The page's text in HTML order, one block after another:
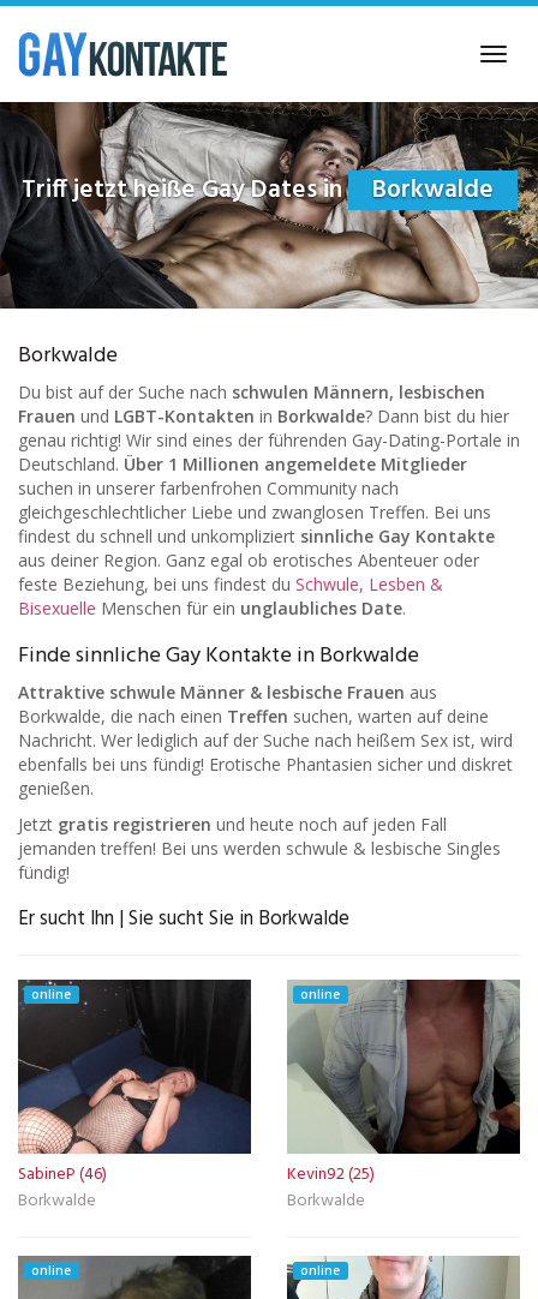
Skip
main
content
Triff jetzt heiße Gay Dates in Borkwalde
Borkwalde
Du bist auf der Suche nach schwulen Männern, lesbischen
Frauen und LGBT-Kontakten in Borkwalde? Dann bist du hier
genau richtig! Wir sind eines der führenden Gay-Dating-Portale in
Deutschland. Über 1 Millionen angemeldete Mitglieder
suchen in unserer farbenfrohen Community nach
gleichgeschlechtlicher Liebe und zwanglosen Treffen. Bei uns
findest du schnell und unkompliziert sinnliche Gay Kontakte
aus deiner Region. Ganz egal ob erotisches Abenteuer oder
feste Beziehung, bei uns findest du Schwule, Lesben &
Bisexuelle Menschen für ein unglaubliches Date.
Finde sinnliche Gay Kontakte in Borkwalde
Attraktive schwule Männer & lesbische Frauen aus
Borkwalde, die nach einen Treffen suchen, warten auf deine
Nachricht. Wer lediglich auf der Suche nach heißem Sex ist, wird
ebenfalls bei uns fündig! Erotische Phantasien sicher und diskret
genießen.
Jetzt gratis registrieren und heute noch auf jeden Fall
jemanden treffen! Bei uns werden schwule & lesbische Singles
fündig!
Er sucht Ihn | Sie sucht Sie in Borkwalde
online
SabineP (46)
Borkwalde
online
Kevin92 (25)
Borkwalde
online online